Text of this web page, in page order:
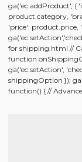
ga('ec:addProduct', {
product.category,
'price':
for shipping.html //
function
ga('ec:setAction',
shippingOption });
function() { //